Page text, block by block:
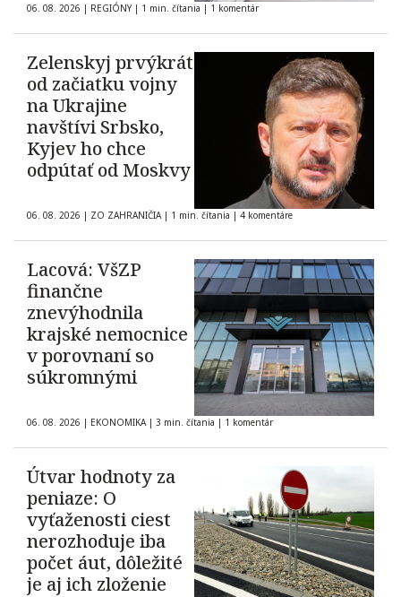
06. 08. 2026 | REGIÓNY | 1 min. čítania | 1 komentár
Zelenskyj prvýkrát
od začiatku vojny
na Ukrajine
navštívi Srbsko,
Kyjev ho chce
odpútať od Moskvy
06. 08. 2026 | ZO ZAHRANIČIA | 1 min. čítania | 4 komentáre
Lacová: VšZP
finančne
znevýhodnila
krajské nemocnice
v porovnaní so
súkromnými
06. 08. 2026 | EKONOMIKA | 3 min. čítania | 1 komentár
Útvar hodnoty za
peniaze: O
vyťaženosti ciest
nerozhoduje iba
počet áut, dôležité
je aj ich zloženie